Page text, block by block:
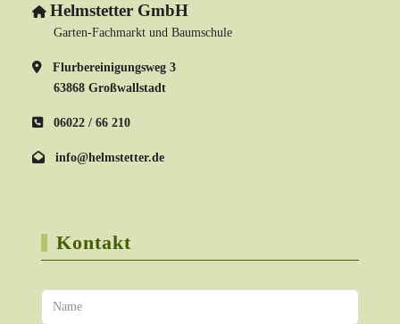
Helmstetter GmbH
Garten-Fachmarkt und Baumschule
Flurbereinigungsweg 3
63868 Großwallstadt
06022 / 66 210
info@helmstetter.de
Kontakt